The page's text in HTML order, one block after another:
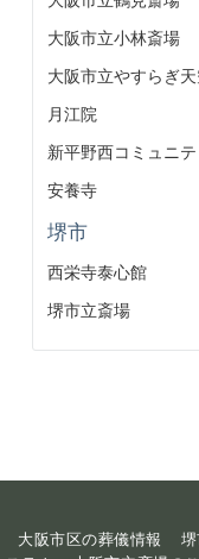
大阪市立小林斎場
大阪市立やすらぎ
月江院
新平野西コミュニ
安養寺
堺市
西栄寺泰心館
堺市立斎場
大阪市区の葬儀情報